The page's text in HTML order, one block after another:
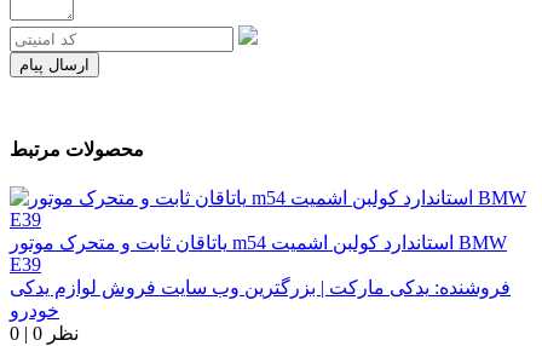
ارسال پیام
محصولات مرتبط
یاتاقان ثابت و متحرک موتور m54 استاندارد کولبن اشمیت BMW
E39
فروشنده: یدکی مارکت | بزرگترین وب سایت فروش لوازم یدکی
خودرو
0 | 0 نظر